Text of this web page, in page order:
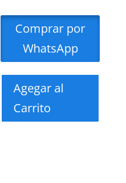
Comprar por
WhatsApp
Agegar al
Carrito